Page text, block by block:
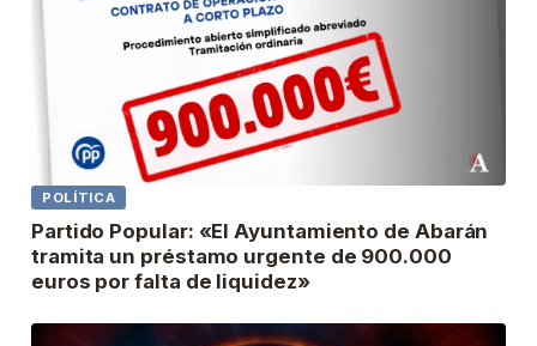
POLÍTICA
Partido Popular: «El Ayuntamiento de Abarán
tramita un préstamo urgente de 900.000
euros por falta de liquidez»